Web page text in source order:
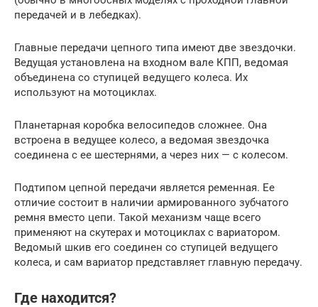
передачей и в лебедках).
Главные передачи цепного типа имеют две звездочки.
Ведущая установлена на входном вале КПП, ведомая
объединена со ступицей ведущего колеса. Их
используют на мотоциклах.
Планетарная коробка велосипедов сложнее. Она
встроена в ведущее колесо, а ведомая звездочка
соединена с ее шестернями, а через них — с колесом.
Подтипом цепной передачи является ременная. Ее
отличие состоит в наличии армированного зубчатого
ремня вместо цепи. Такой механизм чаще всего
применяют на скутерах и мотоциклах с вариатором.
Ведомый шкив его соединен со ступицей ведущего
колеса, и сам вариатор представляет главную передачу.
Где находится?